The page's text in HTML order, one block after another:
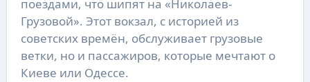
поездами, что шипят на «Николаев-
Грузовой». Этот вокзал, с историей из
советских времён, обслуживает грузовые
ветки, но и пассажиров, которые мечтают о
Киеве или Одессе.